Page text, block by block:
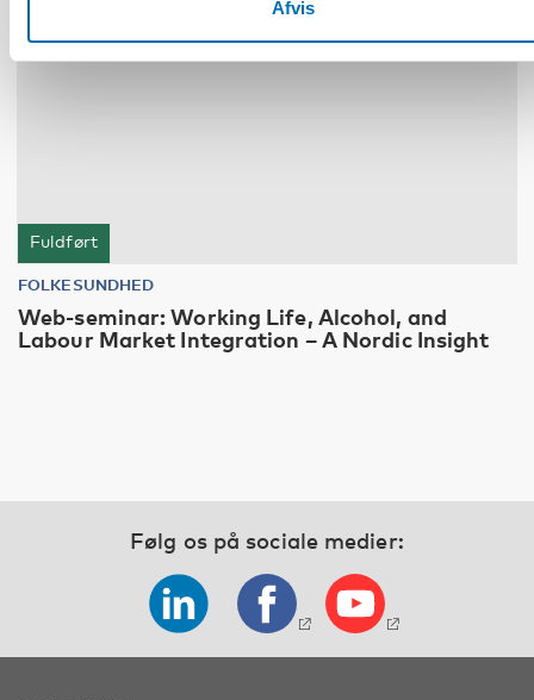
Afvis
Fuldført
FOLKESUNDHED
Web-seminar: Working Life, Alcohol, and
Labour Market Integration – A Nordic Insight
Følg os på sociale medier: